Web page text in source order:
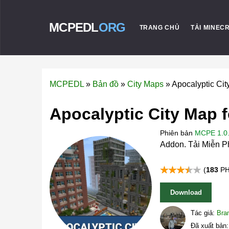
MCPEDLORG TRANG CHỦ TẢI
MCPEDL » Bản đồ » City Maps »Apocalyptic
Apocalyptic City Map
Phiên bản MCPE
Addon. Tải Miễn
(183
Download
Tác giả:
Đã xuất